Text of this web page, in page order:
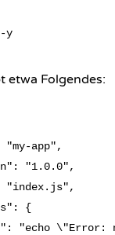
etwa Folgendes:
"my-app",
"1.0.0",
"index.js",
{
"echo \"Error: